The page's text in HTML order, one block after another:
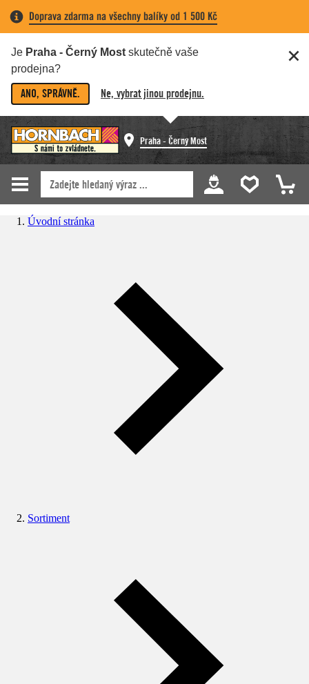
Doprava zdarma na všechny balíky od 1 500 Kč
Je Praha - Černý Most skutečně vaše
prodejna?
ANO, SPRÁVNĚ. Ne, vybrat jinou prodejnu.
Praha - Černý Most
Úvodní stránka
Sortiment